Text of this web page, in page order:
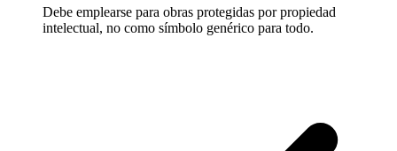
Debe emplearse para obras protegidas por propiedad
intelectual, no como símbolo genérico para todo.